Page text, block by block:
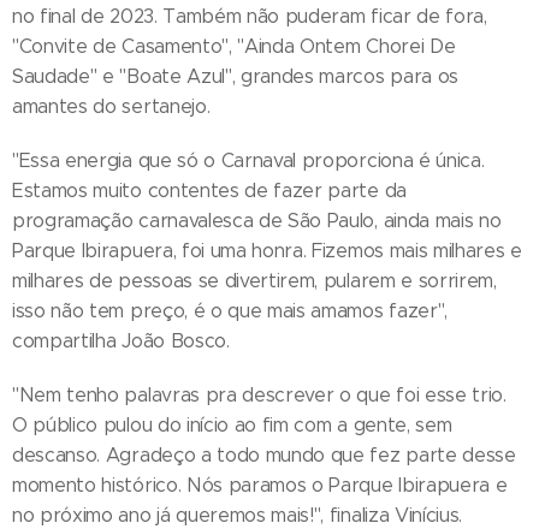
no final de 2023. Também não puderam ficar de fora,
"Convite de Casamento", "Ainda Ontem Chorei De
Saudade" e "Boate Azul", grandes marcos para os
amantes do sertanejo.
"Essa energia que só o Carnaval proporciona é única.
Estamos muito contentes de fazer parte da
programação carnavalesca de São Paulo, ainda mais no
Parque Ibirapuera, foi uma honra. Fizemos mais milhares e
milhares de pessoas se divertirem, pularem e sorrirem,
isso não tem preço, é o que mais amamos fazer",
compartilha João Bosco.
"Nem tenho palavras pra descrever o que foi esse trio.
O público pulou do início ao fim com a gente, sem
descanso. Agradeço a todo mundo que fez parte desse
momento histórico. Nós paramos o Parque Ibirapuera e
no próximo ano já queremos mais!", finaliza Vinícius.